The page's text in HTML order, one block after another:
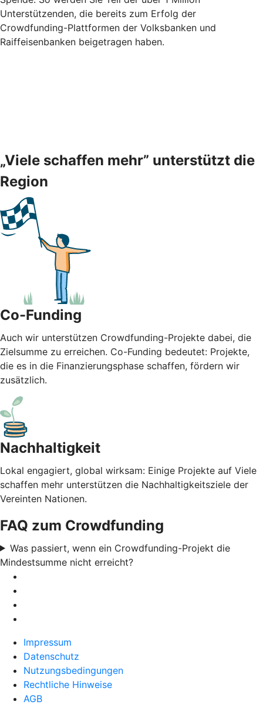
Unterstützenden, die bereits zum Erfolg der
Crowdfunding-Plattformen der Volksbanken und
Raiffeisenbanken beigetragen haben.
„Viele schaffen mehr” unterstützt die
Region
Co-Funding
Auch wir unterstützen Crowdfunding-Projekte dabei, die
Zielsumme zu erreichen. Co-Funding bedeutet: Projekte,
die es in die Finanzierungsphase schaffen, fördern wir
zusätzlich.
Nachhaltigkeit
Lokal engagiert, global wirksam: Einige Projekte auf Viele
schaffen mehr unterstützen die Nachhaltigkeitsziele der
Vereinten Nationen.
FAQ zum Crowdfunding
Was passiert, wenn ein Crowdfunding-Projekt die
Mindestsumme nicht erreicht?
Impressum
Datenschutz
Nutzungsbedingungen
Rechtliche Hinweise
AGB